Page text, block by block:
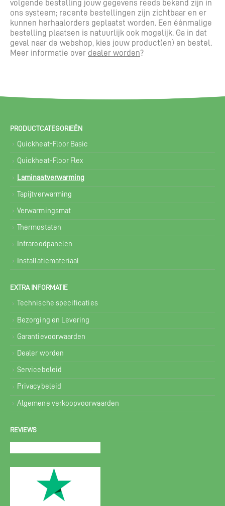
volgende bestelling jouw gegevens reeds bekend zijn in
ons systeem; recente bestellingen zijn zichtbaar en er
kunnen herhaalorders geplaatst worden. Een éénmalige
bestelling plaatsen is natuurlijk ook mogelijk. Ga in dat
geval naar de webshop, kies jouw product(en) en bestel.
Meer informatie over dealer worden?
PRODUCTCATEGORIEËN
Quickheat-Floor Basic
Quickheat-Floor Flex
Laminaatverwarming
Tapijtverwarming
Verwarmingsmat
Thermostaten
Infraroodpanelen
Installatiemateriaal
EXTRA INFORMATIE
Technische specificaties
Bezorging en Levering
Garantievoorwaarden
Dealer worden
Servicebeleid
Privacybeleid
Algemene verkoopvoorwaarden
REVIEWS